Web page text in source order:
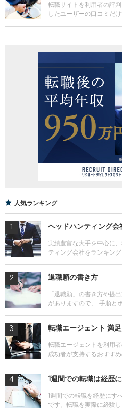
転職サイトを利用者の評
したユーザーの口コミだ
人気ランキング
ヘッドハンティング会
実績豊富な大手を中心に
ティング会社をランキン
退職願の書き方
「退職願」の書き方や提
がありますので、 手順と
転職エージェント 満
転職エージェントを利用
成功者が支持するおすす
1週間での転職は経歴
1週間での転職を経歴にす
です。転職を実際に経験